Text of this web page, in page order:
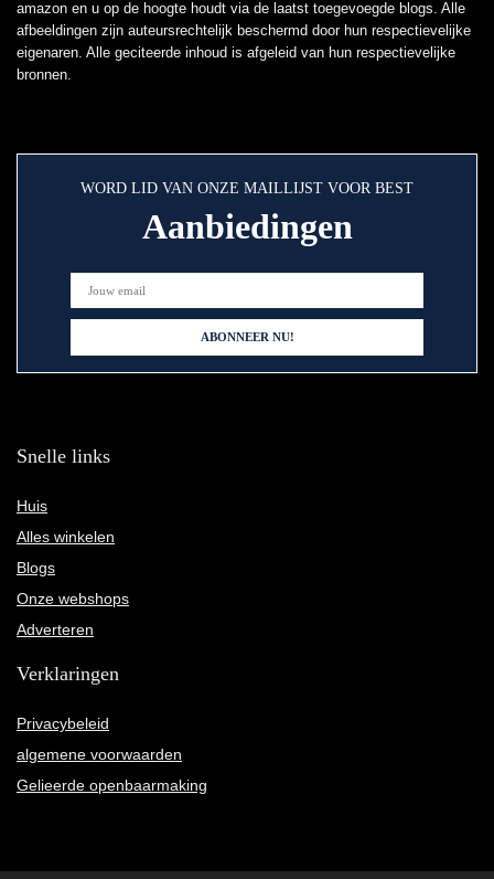
amazon en u op de hoogte houdt via de laatst toegevoegde blogs. Alle
afbeeldingen zijn auteursrechtelijk beschermd door hun respectievelijke
eigenaren. Alle geciteerde inhoud is afgeleid van hun respectievelijke
bronnen.
WORD LID VAN ONZE MAILLIJST VOOR BEST
Aanbiedingen
Snelle links
Huis
Alles winkelen
Blogs
Onze webshops
Adverteren
Verklaringen
Privacybeleid
algemene voorwaarden
Gelieerde openbaarmaking